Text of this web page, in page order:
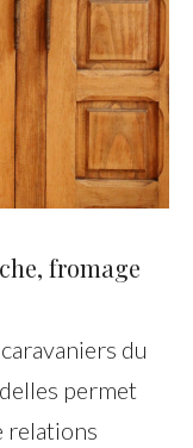
fromage
du
permet
relations